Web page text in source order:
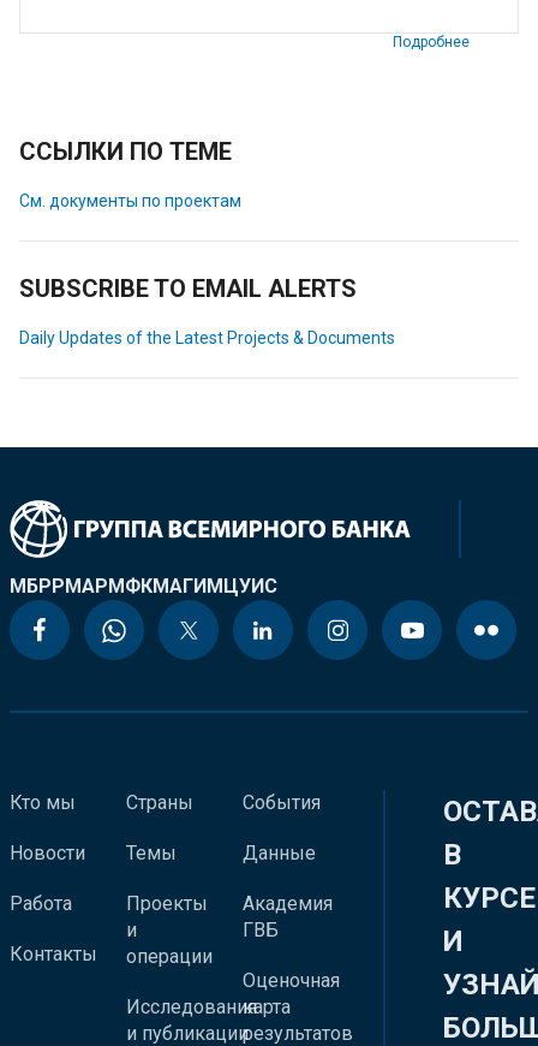
Подробнее
ССЫЛКИ ПО ТЕМЕ
См. документы по проектам
SUBSCRIBE TO EMAIL ALERTS
Daily Updates of the Latest Projects & Documents
МБРРМАРМФКМАГИМЦУИС
Кто мы
Новости
Работа
Контакты
Страны
Темы
Проекты
и
операции
Исследования
и публикации
События
Данные
Академия
ГВБ
Оценочная
карта
результатов
В
КУРСЕ
И